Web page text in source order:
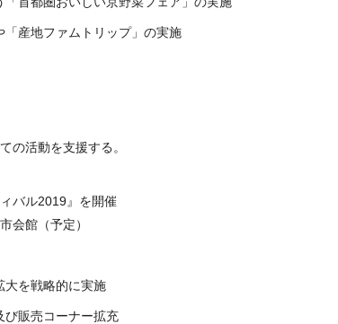
産地ファムトリップ」の実施
の活動を支援する。
バル2019』を開催
会館（予定）
大を戦略的に実施
び販売コーナー拡充